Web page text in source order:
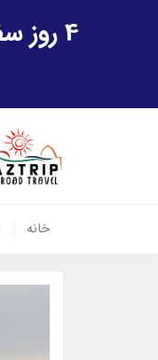
4 روز سفر بیشتر همراه با دیدار از شهر تاریخی خیوه و یک پرواز داخلی ازبکستان هدیه ویژه سفر شهریورماه
خانه